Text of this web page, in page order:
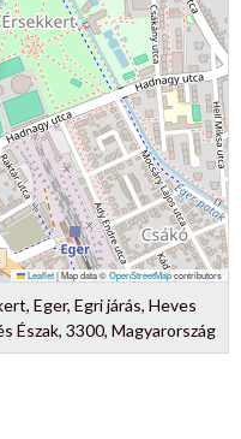
Leaflet|Map data ©OpenStreetMapcontributors
Eger, Egri járás, Heves
Észak, 3300, Magyarország